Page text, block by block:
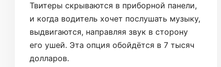
Твитеры скрываются в приборной панели,
и когда водитель хочет послушать музыку,
выдвигаются, направляя звук в сторону
его ушей. Эта опция обойдётся в 7 тысяч
долларов.